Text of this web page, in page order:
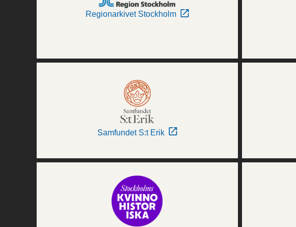
Regionarkivet Stockholm
Samfundet S:t Erik